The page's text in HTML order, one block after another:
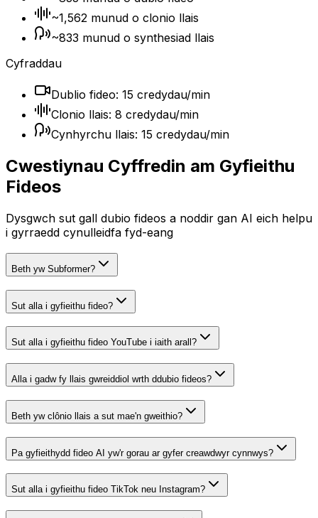
~1,562 munud o clonio llais
~833 munud o synthesiad llais
Cyfraddau
Dublio fideo: 15 credydau/min
Clonio llais: 8 credydau/min
Cynhyrchu llais: 15 credydau/min
Cwestiynau Cyffredin am Gyfieithu
Fideos
Dysgwch sut gall dubio fideos a noddir gan AI eich helpu
i gyrraedd cynulleidfa fyd-eang
Beth yw Subformer?
Sut alla i gyfieithu fideo?
Sut alla i gyfieithu fideo YouTube i iaith arall?
Alla i gadw fy llais gwreiddiol wrth ddubio fideos?
Beth yw clônio llais a sut mae'n gweithio?
Pa gyfieithydd fideo AI yw'r gorau ar gyfer creawdwyr cynnwys?
Sut alla i gyfieithu fideo TikTok neu Instagram?